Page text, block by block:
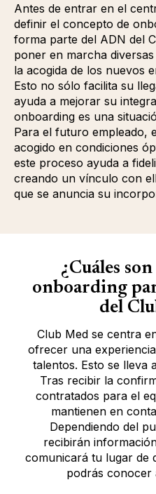
Antes de entrar en el
definir el concepto de
forma parte del ADN del
poner en marcha
la acogida de los nuevos
Esto no sólo facilita su
ayuda a mejorar su
onboarding es una
Para el futuro empleado,
acogido en condiciones
este proceso ayuda a
creando un vínculo con
que se anuncia su
¿Cuáles
onboarding
del
Club Med se centra
ofrecer una
talentos. Esto se lleva
Tras recibir la
contratados para el
mantienen en
Dependiendo del
recibirán
comunicará tu lugar de
podrás conocer